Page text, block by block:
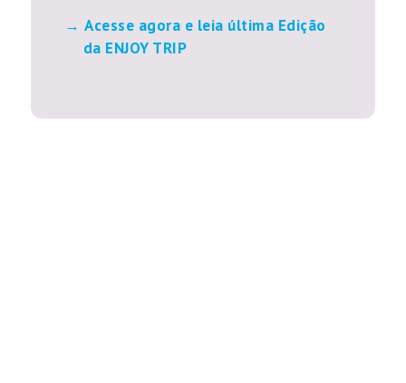
Acesse agora e leia última Edição
da ENJOY TRIP